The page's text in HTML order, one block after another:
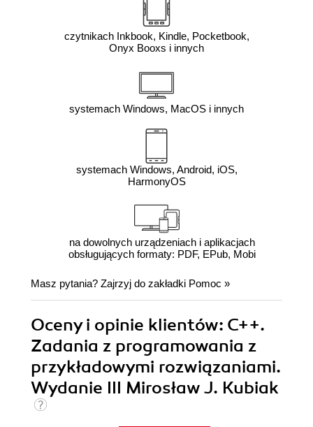
czytnikach Inkbook, Kindle, Pocketbook,
Onyx Booxs i innych
systemach Windows, MacOS i innych
systemach Windows, Android, iOS,
HarmonyOS
na dowolnych urządzeniach i aplikacjach
obsługujących formaty: PDF, EPub, Mobi
Masz pytania? Zajrzyj do zakładki Pomoc »
Oceny i opinie klientów: C++.
Zadania z programowania z
przykładowymi rozwiązaniami.
Wydanie III Mirosław J. Kubiak